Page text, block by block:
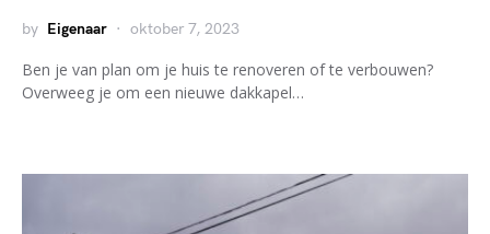
by Eigenaar oktober 7, 2023
Ben je van plan om je huis te renoveren of te verbouwen?
Overweeg je om een nieuwe dakkapel…